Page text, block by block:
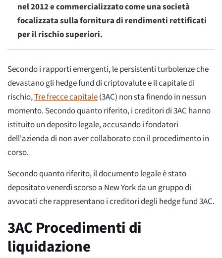
nel 2012 e commercializzato come una società
focalizzata sulla fornitura di rendimenti rettificati
per il rischio superiori.
Secondo i rapporti emergenti, le persistenti turbolenze che
devastano gli hedge fund di criptovalute e il capitale di
rischio,Tre frecce capitale(3AC) non sta finendo in nessun
momento. Secondo quanto riferito, i creditori di 3AC hanno
istituito un deposito legale, accusando i fondatori
dell'azienda di non aver collaborato con il procedimento in
corso.
Secondo quanto riferito, il documento legale è stato
depositato venerdì scorso a New York da un gruppo di
avvocati che rappresentano i creditori degli hedge fund 3AC.
3AC Procedimenti di
liquidazione